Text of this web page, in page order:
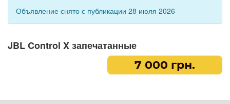
Объявление снято с публикации 28 июля 2026
JBL Control X запечатанные
7 000 грн.